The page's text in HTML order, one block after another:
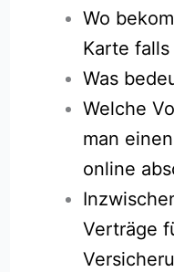
Wo
Karte
Was
Welche
man
online
Verträge